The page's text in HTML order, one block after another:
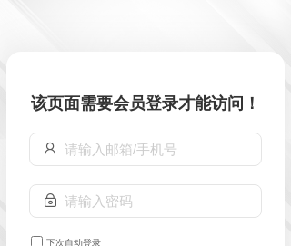
该页面需要会员登录才能访问！
下次自动登录